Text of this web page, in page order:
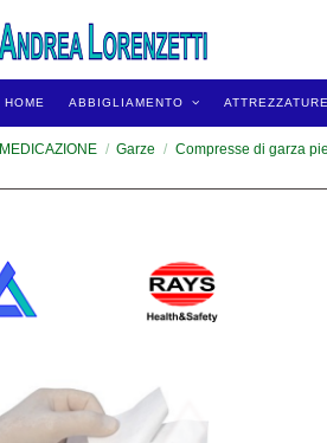
HOME ABBIGLIAMENTO ATTREZZATURE
MEDICAZIONE Garze Compresse di garza